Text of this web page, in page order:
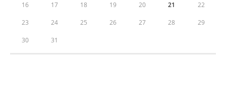
16 17 18 19 20 21 22
23 24 25 26 27 28 29
30 31